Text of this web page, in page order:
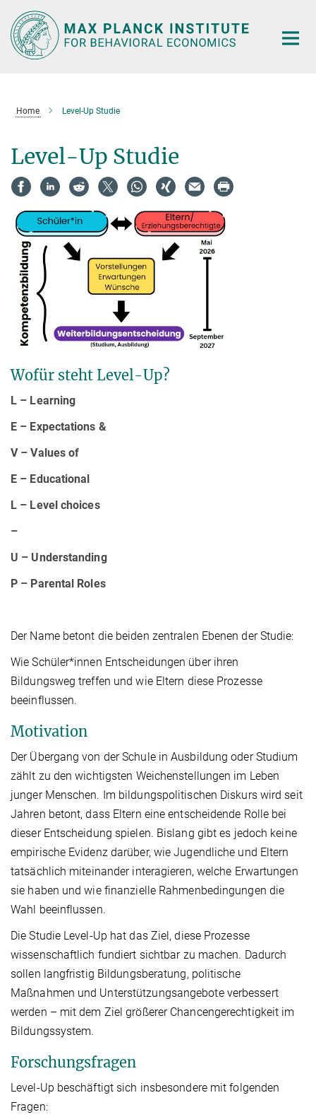
Main-
Content
Home Level-Up Studie
Level-Up Studie
Wofür steht Level-Up?
L – Learning
E – Expectations &
V – Values of
E – Educational
L – Level choices
–
U – Understanding
P – Parental Roles
Der Name betont die beiden zentralen Ebenen der Studie:
Wie Schüler*innen Entscheidungen über ihren
Bildungsweg treffen und wie Eltern diese Prozesse
beeinflussen.
Motivation
Der Übergang von der Schule in Ausbildung oder Studium
zählt zu den wichtigsten Weichenstellungen im Leben
junger Menschen. Im bildungspolitischen Diskurs wird seit
Jahren betont, dass Eltern eine entscheidende Rolle bei
dieser Entscheidung spielen. Bislang gibt es jedoch keine
empirische Evidenz darüber, wie Jugendliche und Eltern
tatsächlich miteinander interagieren, welche Erwartungen
sie haben und wie finanzielle Rahmenbedingungen die
Wahl beeinflussen.
Die Studie Level-Up hat das Ziel, diese Prozesse
wissenschaftlich fundiert sichtbar zu machen. Dadurch
sollen langfristig Bildungsberatung, politische
Maßnahmen und Unterstützungsangebote verbessert
werden – mit dem Ziel größerer Chancengerechtigkeit im
Bildungssystem.
Forschungsfragen
Level-Up beschäftigt sich insbesondere mit folgenden
Fragen: